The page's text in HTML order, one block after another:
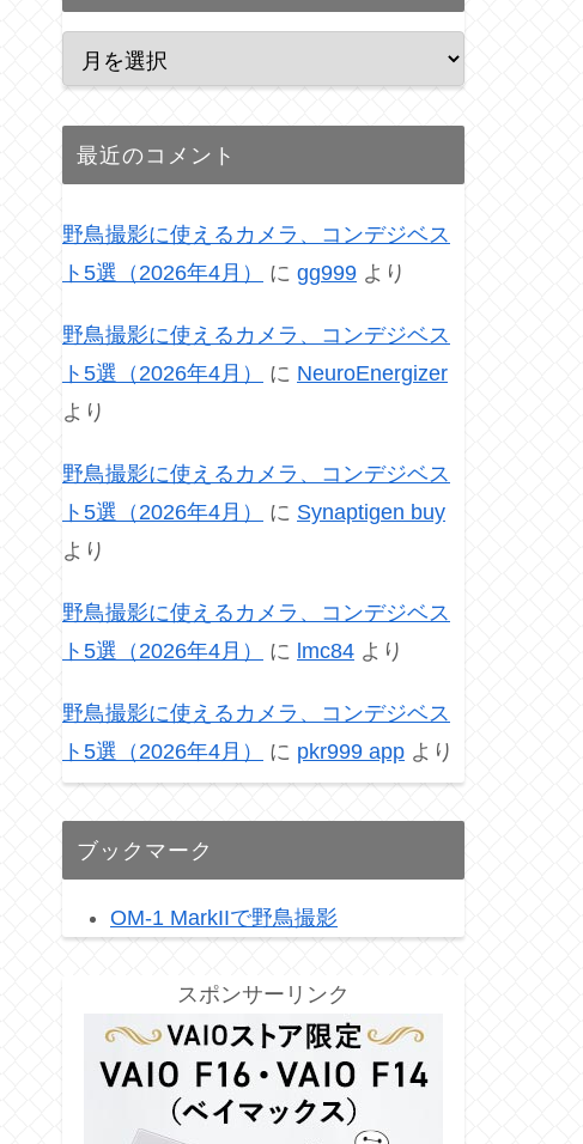
最近のコメント
野鳥撮影に使えるカメラ、コンデジベス
ト5選（2026年4月）
に gg999 より
野鳥撮影に使えるカメラ、コンデジベス
ト5選（2026年4月）
に NeuroEnergizer
より
野鳥撮影に使えるカメラ、コンデジベス
ト5選（2026年4月）
に Synaptigen buy
より
野鳥撮影に使えるカメラ、コンデジベス
ト5選（2026年4月）
に lmc84 より
野鳥撮影に使えるカメラ、コンデジベス
ト5選（2026年4月）
に pkr999 app より
ブックマーク
OM-1 MarkIIで野鳥撮影
スポンサーリンク